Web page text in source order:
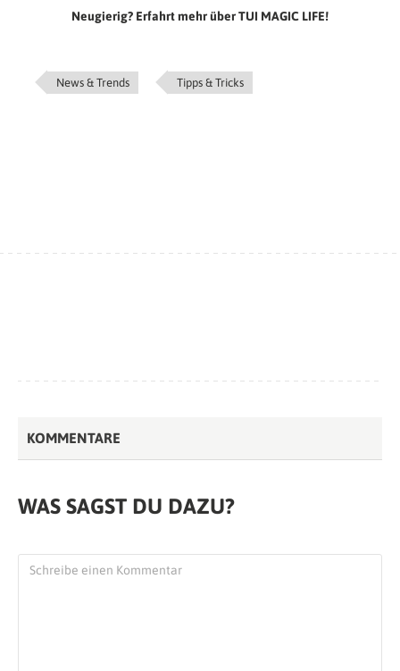
Neugierig? Erfahrt mehr über TUI MAGIC LIFE!
News & Trends Tipps & Tricks
KOMMENTARE
WAS SAGST DU DAZU?